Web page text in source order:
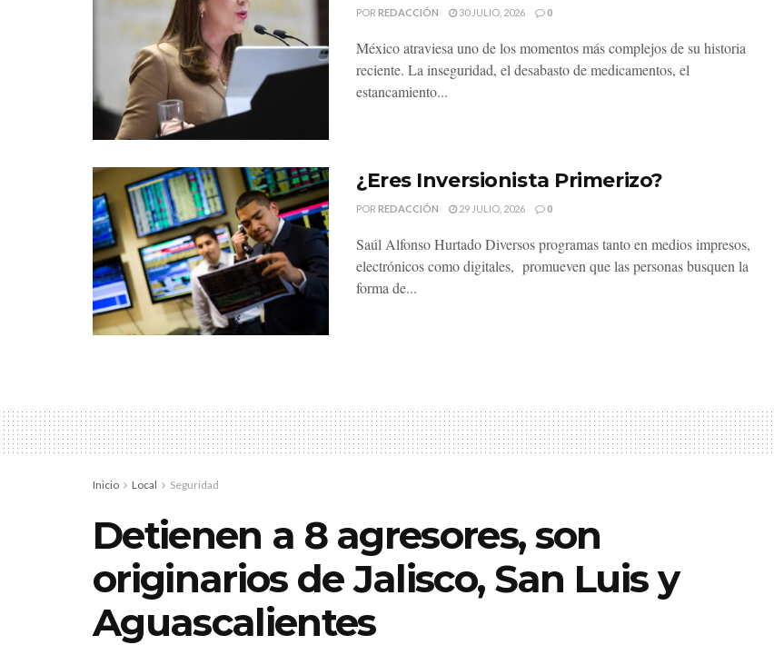
POR REDACCIÓN 30 JULIO, 2026 0
México atraviesa uno de los momentos más complejos de su historia
reciente. La inseguridad, el desabasto de medicamentos, el
estancamiento...
¿Eres Inversionista Primerizo?
POR REDACCIÓN 29 JULIO, 2026 0
Saúl Alfonso Hurtado Diversos programas tanto en medios impresos,
electrónicos como digitales, promueven que las personas busquen la
forma de...
Inicio Local Seguridad
Detienen a 8 agresores, son
originarios de Jalisco, San Luis y
Aguascalientes